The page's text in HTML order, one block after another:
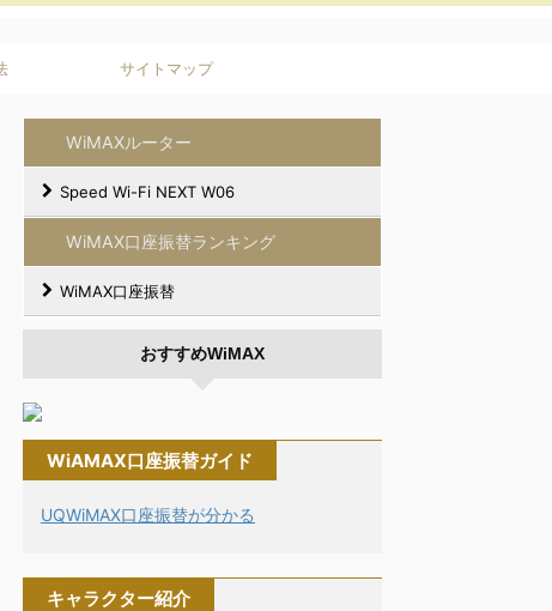
サイトマップ
WiMAXルーター
Speed Wi-Fi NEXT W06
WiMAX口座振替ランキング
WiMAX口座振替
おすすめWiMAX
WiAMAX口座振替ガイド
UQWiMAX口座振替が分かる
キャラクター紹介